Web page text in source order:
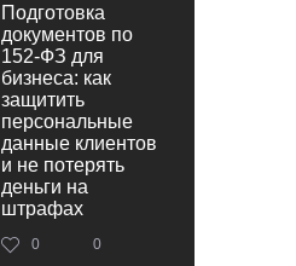
Подготовка
документов по
152‑ФЗ для
бизнеса: как
защитить
персональные
данные клиентов
и не потерять
деньги на
штрафах
0 0